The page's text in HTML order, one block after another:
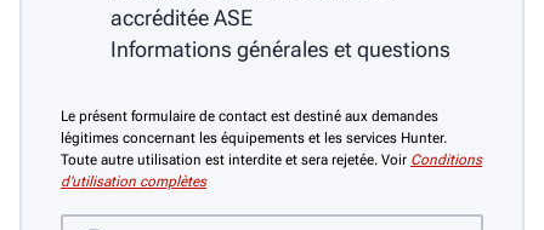
accréditée ASE
Informations générales et questions
Le présent formulaire de contact est destiné aux demandes
légitimes concernant les équipements et les services Hunter.
Toute autre utilisation est interdite et sera rejetée. Voir Conditions
d’utilisation complètes